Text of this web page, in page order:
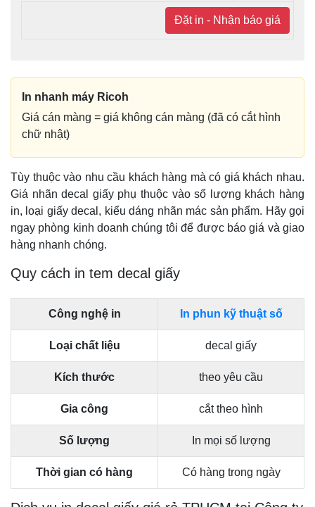
Đặt in - Nhận báo giá
In nhanh máy Ricoh
Giá cán màng = giá không cán màng (đã có cắt hình
chữ nhật)
Tùy thuộc vào nhu cầu khách hàng mà có giá khách nhau.
Giá nhãn decal giấy phụ thuộc vào số lượng khách hàng
in, loại giấy decal, kiểu dáng nhãn mác sản phẩm. Hãy gọi
ngay phòng kinh doanh chúng tôi để được báo giá và giao
hàng nhanh chóng.
Quy cách in tem decal giấy
Công nghệ in In phun kỹ thuật số
Loại chất liệu decal giấy
Kích thước theo yêu cầu
Gia công cắt theo hình
Số lượng In mọi số lượng
Thời gian có hàng Có hàng trong ngày